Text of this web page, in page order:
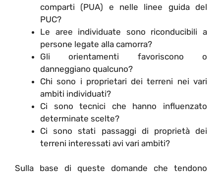
comparti (PUA) e nelle linee guida del
PUC?
Le aree individuate sono riconducibili a
persone legate alla camorra?
Gli orientamenti favoriscono o
danneggiano qualcuno?
Chi sono i proprietari dei terreni nei vari
ambiti individuati?
Ci sono tecnici che hanno influenzato
determinate scelte?
Ci sono stati passaggi di proprietà dei
terreni interessati avi vari ambiti?
Sulla base di queste domande che tendono